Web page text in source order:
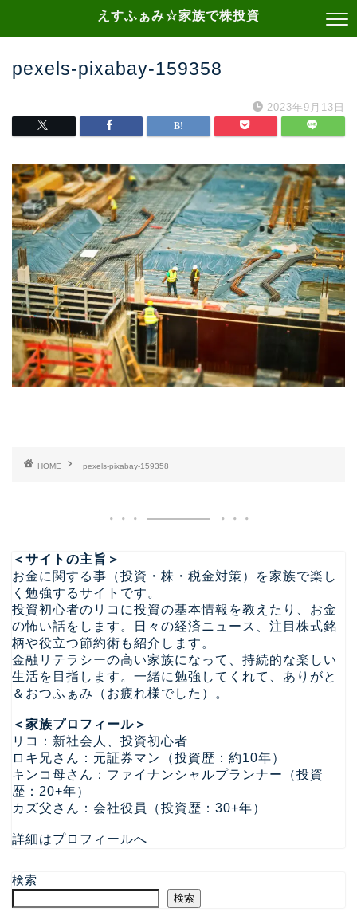
えすふぁみ☆家族で株投資
pexels-pixabay-159358
2023年9月13日
HOME pexels-pixabay-159358
＜サイトの主旨＞
お金に関する事（投資・株・税金対策）を家族で楽し
く勉強するサイトです。
投資初心者のリコに投資の基本情報を教えたり、お金
の怖い話をします。日々の経済ニュース、注目株式銘
柄や役立つ節約術も紹介します。
金融リテラシーの高い家族になって、持続的な楽しい
生活を目指します。一緒に勉強してくれて、ありがと
＆おつふぁみ（お疲れ様でした）。
＜家族プロフィール＞
リコ：新社会人、投資初心者
ロキ兄さん：元証券マン（投資歴：約10年）
キンコ母さん：ファイナンシャルプランナー（投資
歴：20+年）
カズ父さん：会社役員（投資歴：30+年）
詳細はプロフィールへ
検索
検索